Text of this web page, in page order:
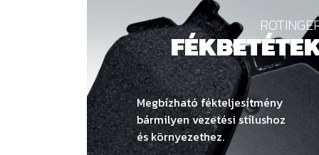
Megbízható fékteljesítmény
bármilyen vezetési stílushoz
és környezethez.